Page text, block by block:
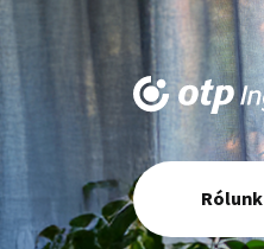
Elsődleges
navigáció
Rólunk